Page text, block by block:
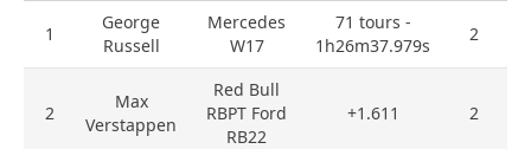
1
George
Russell
Mercedes
W17
71 tours -
1h26m37.979s
2
2
Max
Verstappen
Red Bull
RBPT Ford
RB22
+1.611 2